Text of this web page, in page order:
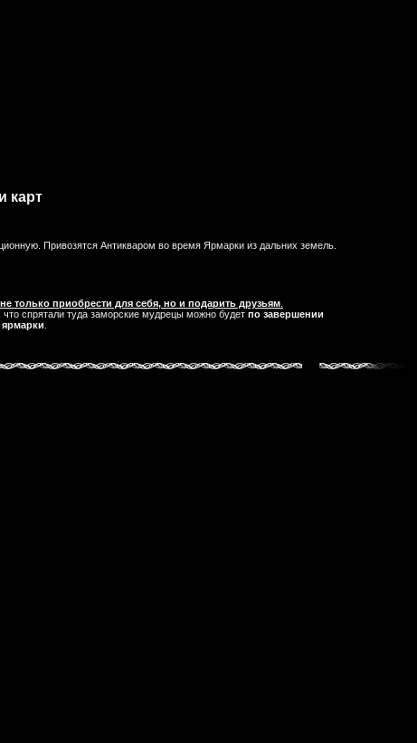
карт
Привозятся Антикваром во время Ярмарки из дальних земель.
только приобрести для себя, но и подарить друзьям
спрятали туда заморские мудрецы можно будет по завершении
ярмарки